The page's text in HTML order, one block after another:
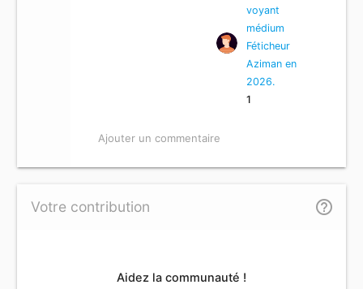
voyant
médium
Féticheur
Aziman en
2026.
1
Ajouter un commentaire
Votre contribution help_outline
Aidez la communauté !